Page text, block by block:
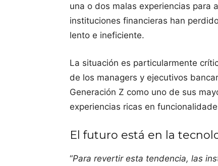
una o dos malas experiencias para
instituciones financieras han
lento e ineficiente.
La situación es particularmente
de los managers y ejecutivos
Generación Z como uno de sus
experiencias ricas en
El futuro está en la
“Para revertir esta tendencia, las